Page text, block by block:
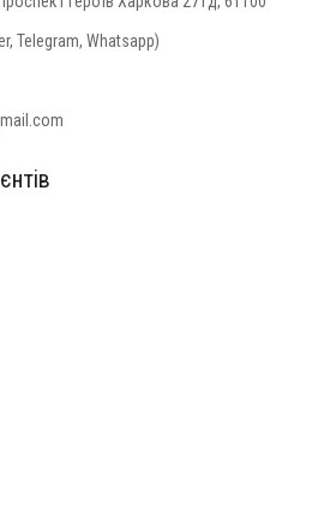
Telegram, Whatsapp)